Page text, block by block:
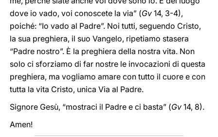
dove io vado, voi conoscete la via” (Gv 14, 3-4),
poiché: “Io vado al Padre”. Noi tutti, seguendo Cristo,
la sua preghiera, il suo Vangelo, ripetiamo stasera
“Padre nostro”. È la preghiera della nostra vita. Non
solo ci sforziamo di far nostre le invocazioni di questa
preghiera, ma vogliamo amare con tutto il cuore e con
tutta la vita Cristo, unica Via al Padre.
Signore Gesù, “mostraci il Padre e ci basta” (Gv 14, 8).
Amen!